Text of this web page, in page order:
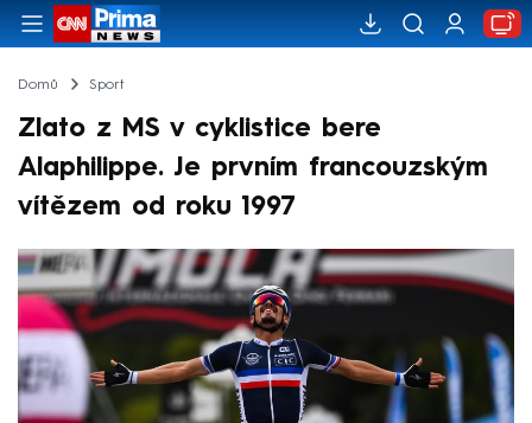
Domů Sport
Zlato z MS v cyklistice bere
Alaphilippe. Je prvním francouzským
vítězem od roku 1997